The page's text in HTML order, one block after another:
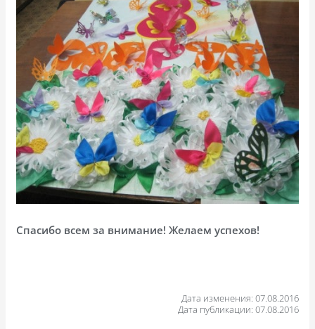
Спасибо всем за внимание! Желаем успехов!
Дата изменения: 07.08.2016
Дата публикации: 07.08.2016